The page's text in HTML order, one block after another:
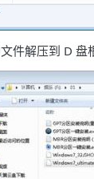
件解压到 D 盘